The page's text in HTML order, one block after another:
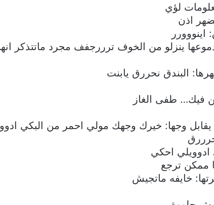
لؤي
اذن
ينزلو من الخوف ترررجفف مجرد ماتتذكر
البندق نحررق يابنت
فيك… طفى الغاز
وجها: خيرك وجهك مولي احمر من البكي
احكي
ممكن ترجع
خايفه ماتجيش